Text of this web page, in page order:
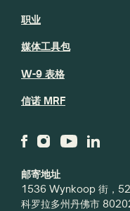
邮寄地址
1536 Wynkoop 街，
科罗拉多州丹佛市
职业
媒体工具包
W-9 表格
信诺 MRF